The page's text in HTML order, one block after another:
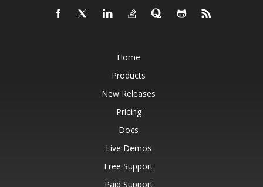
Home
Products
New Releases
Pricing
Docs
Live Demos
Free Support
Paid Support